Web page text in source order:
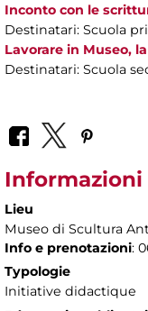
Inconto con le
Destinatari: Scuola
Lavorare in Museo,
Destinatari: Scuola
Informazioni
Lieu
Museo di Scultura
Info e prenotazioni:
Typologie
Initiative didactique